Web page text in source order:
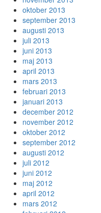
oktober 2013
september 2013
augusti 2013
juli 2013
juni 2013
maj 2013
april 2013
mars 2013
februari 2013
januari 2013
december 2012
november 2012
oktober 2012
september 2012
augusti 2012
juli 2012
juni 2012
maj 2012
april 2012
mars 2012